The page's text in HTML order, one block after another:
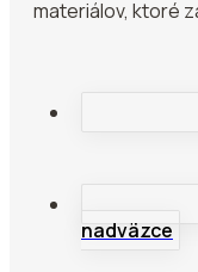
materiálov, ktoré
nadväzce